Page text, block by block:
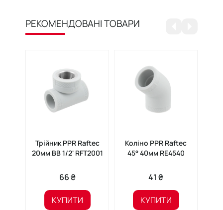
РЕКОМЕНДОВАНІ ТОВАРИ
Трійник PPR Raftec
20мм ВВ 1/2' RFT2001
66 ₴
КУПИТИ
Коліно PPR Raftec
45° 40мм RE4540
41 ₴
КУПИТИ